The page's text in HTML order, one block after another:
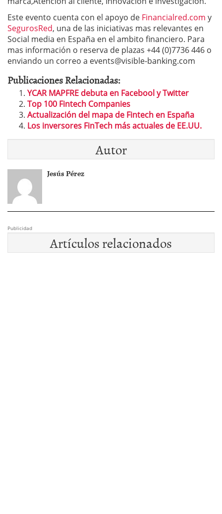
Este evento cuenta con el apoyo de Financialred.com y
SegurosRed, una de las iniciativas mas relevantes en
Social media en España en el ambito financiero. Para
mas información o reserva de plazas +44 (0)7736 446 o
enviando un correo a events@visible-banking.com
Publicaciones Relacionadas:
YCAR MAPFRE debuta en Facebool y Twitter
Top 100 Fintech Companies
Actualización del mapa de Fintech en España
Los inversores FinTech más actuales de EE.UU.
Autor
Jesús Pérez
Publicidad
Artículos relacionados